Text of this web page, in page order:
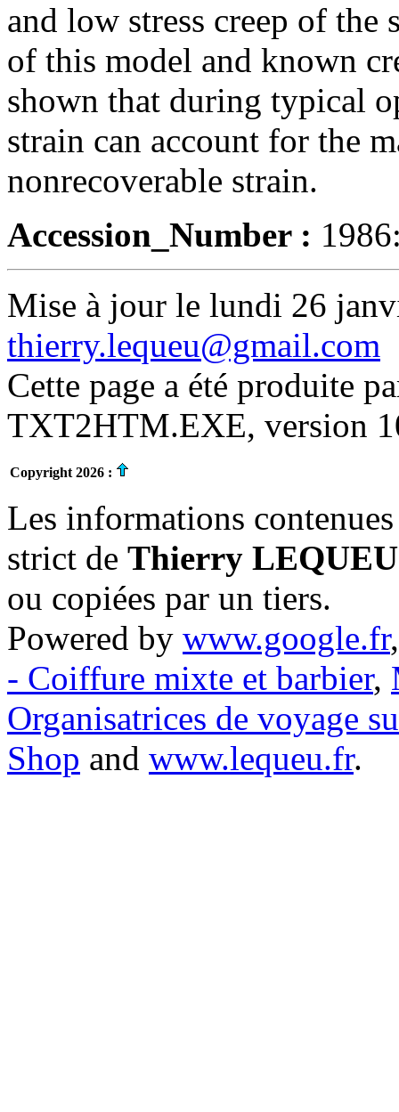
and low stress creep of
of this model and known
shown that during typical
strain can account for the
nonrecoverable strain.
Accession_Number :
Mise à jour le lundi 26
thierry.lequeu@gmail.com
Cette page a été produite
TXT2HTM.EXE, version
Copyright 2026 :
Les informations
strict de Thierry LEQUEU
ou copiées par un tiers.
Powered by www.google.fr
- Coiffure mixte et barbier,
Organisatrices de voyage
Shop and www.lequeu.fr.